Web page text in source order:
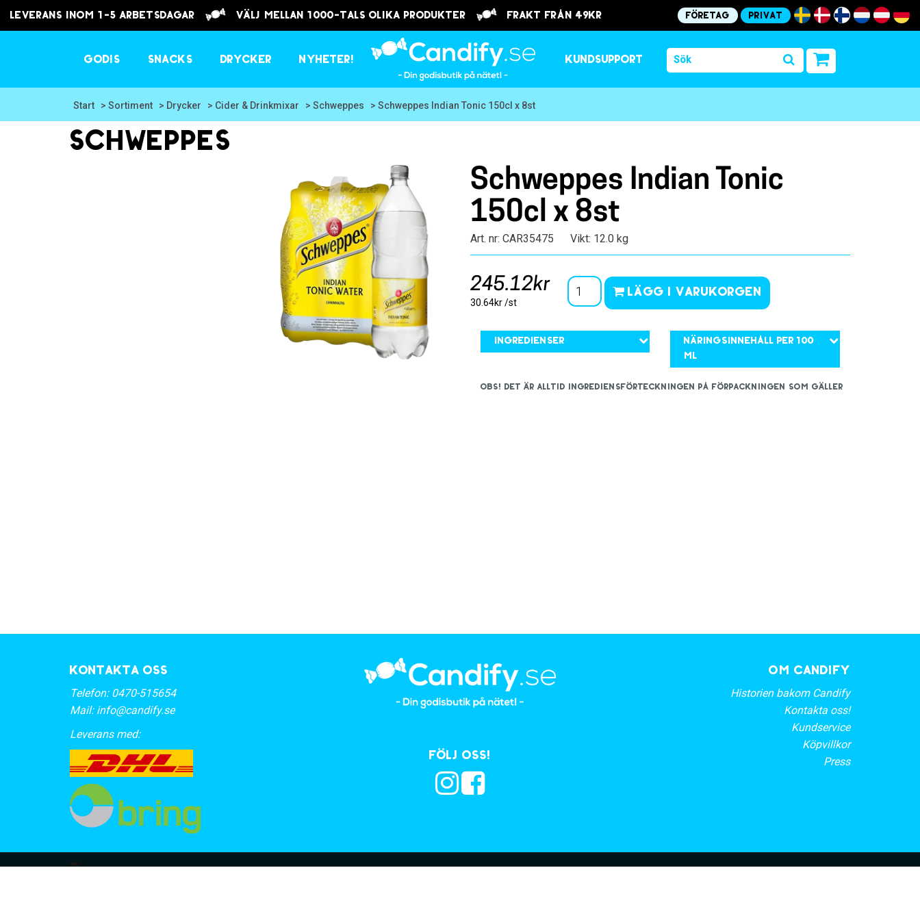
Leverans inom 1-5 arbetsdagar välj mellan 1000-tals olika produkter frakt från 49kr Företag Privat
Godis Snacks Drycker Nyheter! Kundsupport
Start > Sortiment > Drycker > Cider & Drinkmixar > Schweppes > Schweppes Indian Tonic 150cl x 8st
Schweppes
Schweppes Indian Tonic
150cl x 8st
Art. nr: CAR35475 Vikt: 12.0 kg
245.12kr
30.64kr /st
Lägg i varukorgen
Ingredienser
Näringsinnehåll per 100
ml
OBS! Det är alltid ingrediensförteckningen på förpackningen som gäller
Kontakta oss
Telefon: 0470-515654
Mail: info@candify.se
Leverans med:
Följ oss!
OM CANDIFY
Historien bakom Candify
Kontakta oss!
Kundservice
Köpvillkor
Press